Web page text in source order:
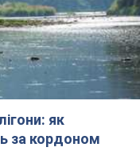
як
за кордоном